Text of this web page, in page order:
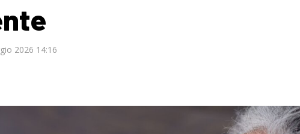
2026 14:16